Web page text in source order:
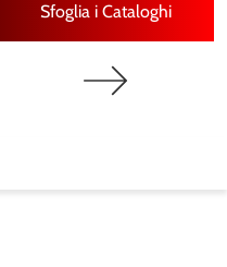
Sfoglia i Cataloghi